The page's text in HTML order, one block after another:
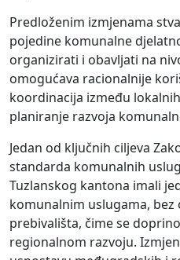
Predloženim izmjenama
pojedine komunalne
organizirati i obavljati na
omogućava racionalnije
koordinacija između
planiranje razvoja
Jedan od ključnih ciljeva
standarda komunalnih
Tuzlanskog kantona imali
komunalnim uslugama, bez
prebivališta, čime se
regionalnom razvoju.